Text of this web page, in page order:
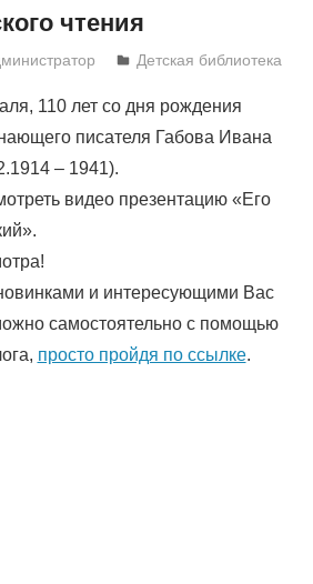
чтения
Детская библиотека
110 лет со дня рождения
писателя Габова Ивана
– 1941).
видео презентацию «Его
и интересующими Вас
самостоятельно с помощью
просто пройдя по ссылке.